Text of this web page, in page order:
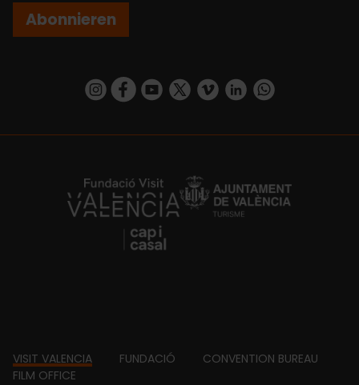
Abonnieren
https://www.instagram.com/visit_valencia/
https://www.facebook.com/
https://www.youtube.com/user/
https://twitter.com/_VivaValencia
https://vimeo.com/
https://www.linkedin.com/company/turismo-valencia/https://api.whatsapp.com/send/
https://fundacion.visitvalencia.com/
Footer
VISIT VALENCIA FUNDACIÓ
CONVENTION BUREAU
FILM OFFICE